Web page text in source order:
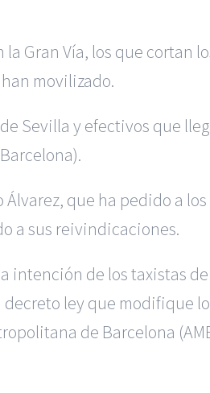
Gran Vía, los que cortan
movilizado.
Sevilla y efectivos que
que ha pedido a
a sus reivindicaciones.
intención de los taxistas
ley que modifique
de Barcelona